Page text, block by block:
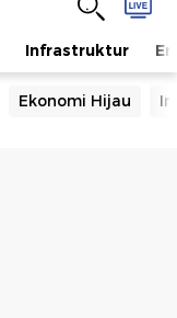
Infrastruktur
Ekonomi Hijau